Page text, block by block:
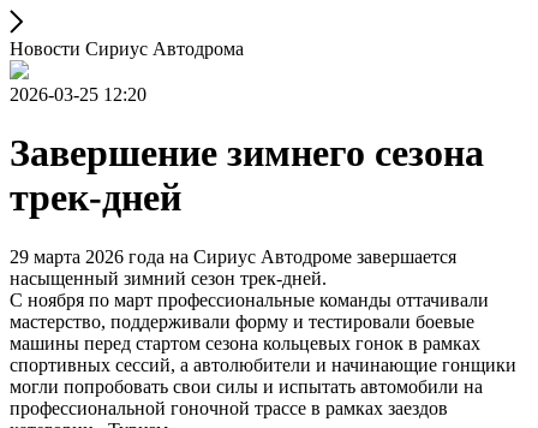
Новости Сириус Автодрома
2026-03-25 12:20
Завершение зимнего сезона
трек-дней
29 марта 2026 года на Сириус Автодроме завершается
насыщенный зимний сезон трек-дней.
С ноября по март профессиональные команды оттачивали
мастерство, поддерживали форму и тестировали боевые
машины перед стартом сезона кольцевых гонок в рамках
спортивных сессий, а автолюбители и начинающие гонщики
могли попробовать свои силы и испытать автомобили на
профессиональной гоночной трассе в рамках заездов